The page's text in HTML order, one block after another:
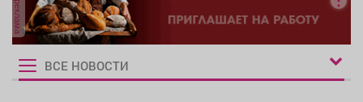
Объявления Недвижимость Услуги
реклама
Рукбрики
новостей
ВСЕ НОВОСТИ